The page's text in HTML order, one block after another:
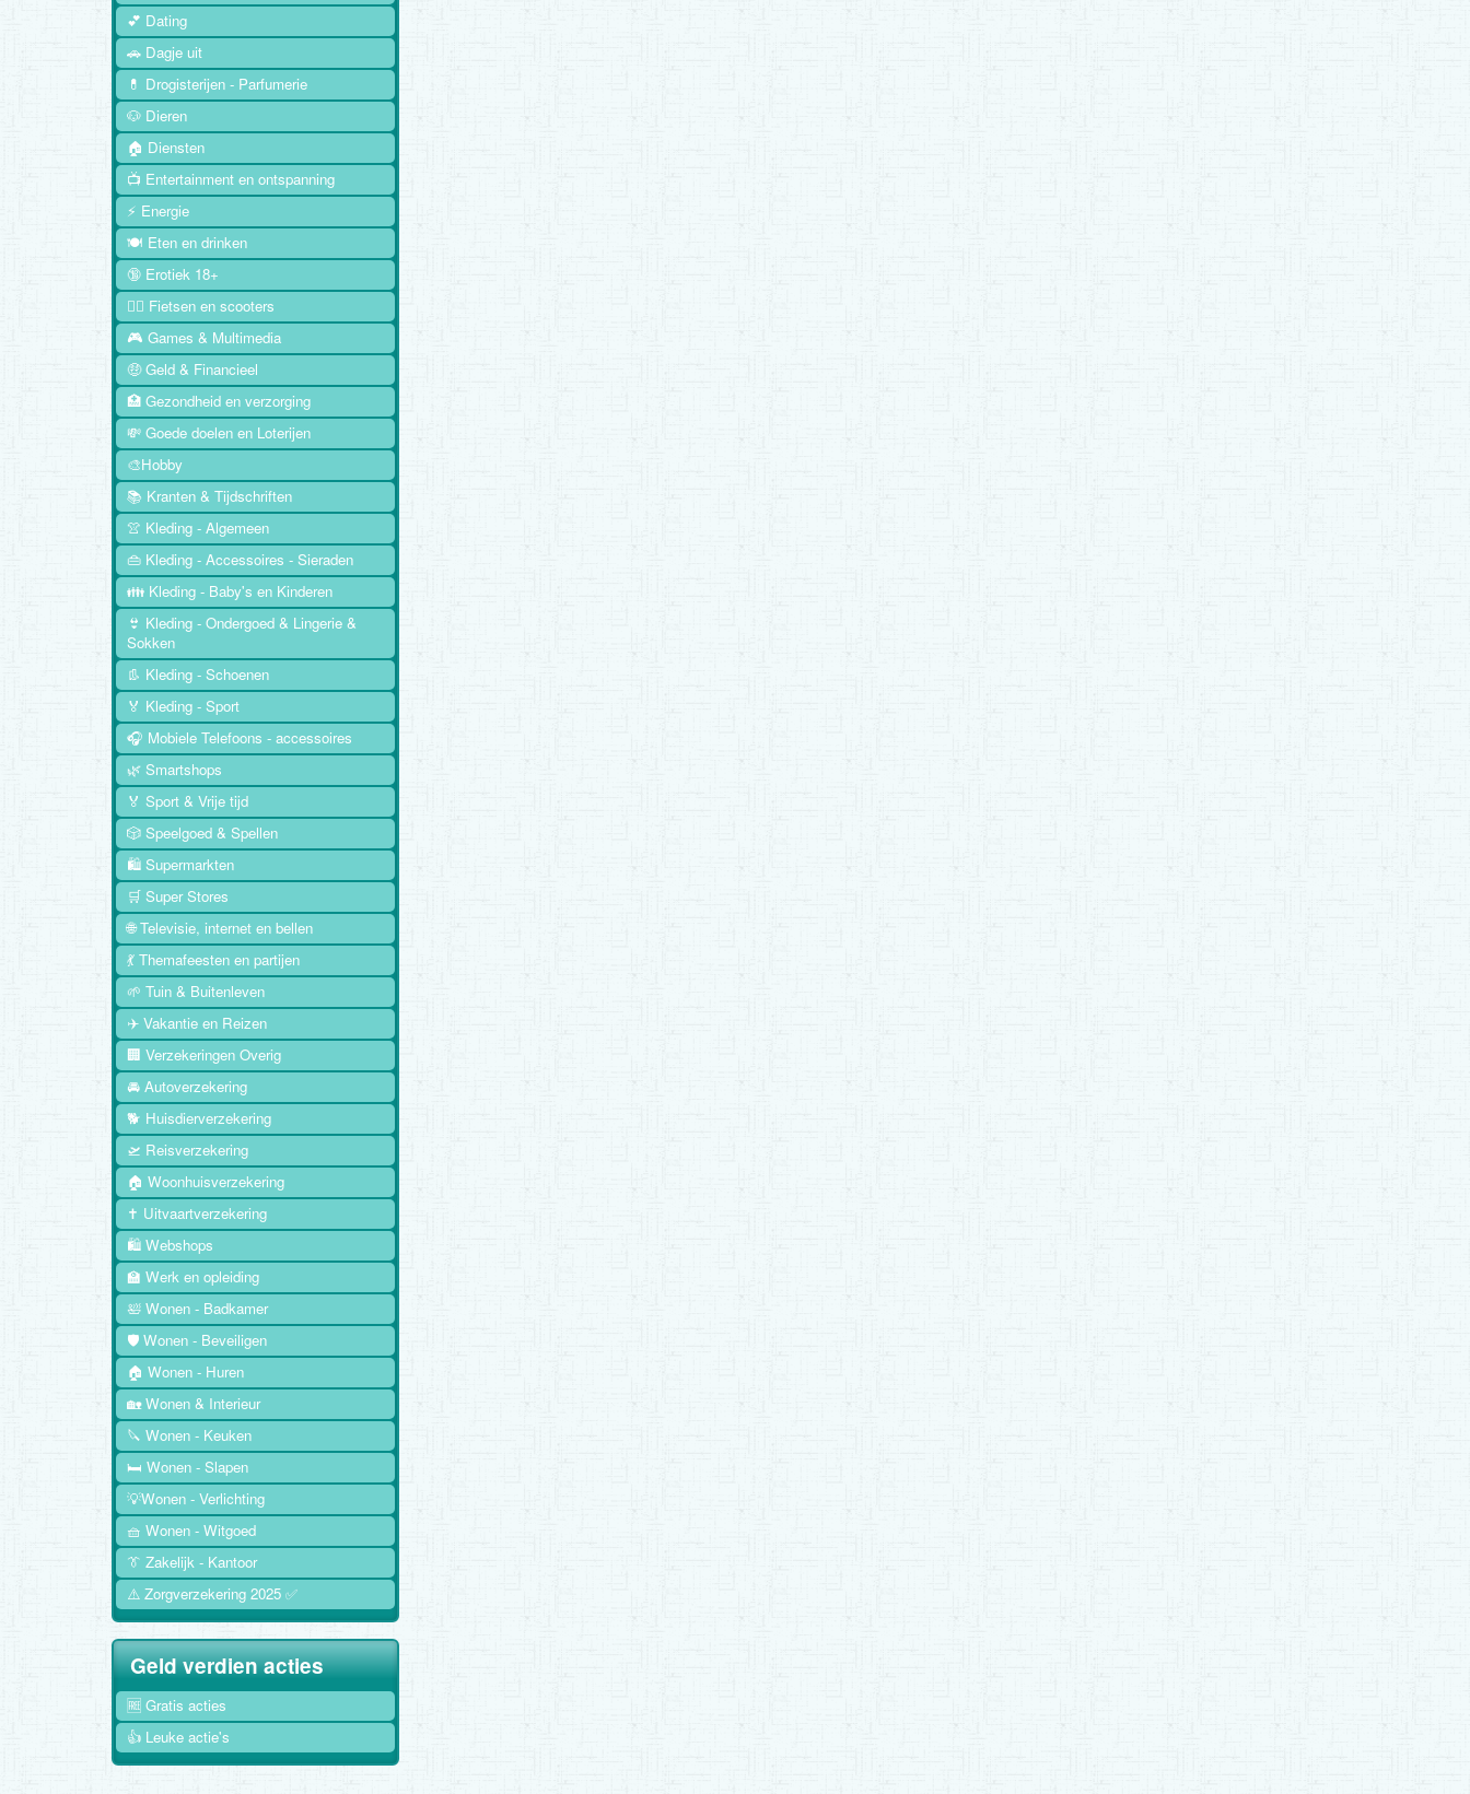
💕 Dating
🚗 Dagje uit
💊 Drogisterijen - Parfumerie
🐶 Dieren
🏠 Diensten
📺 Entertainment en ontspanning
⚡ Energie
🍽️ Eten en drinken
🔞 Erotiek 18+
🚴‍♂️ Fietsen en scooters
🎮 Games & Multimedia
🤑 Geld & Financieel
🏥 Gezondheid en verzorging
💸 Goede doelen en Loterijen
🎨Hobby
📚 Kranten & Tijdschriften
👚 Kleding - Algemeen
👜 Kleding - Accessoires - Sieraden
👪 Kleding - Baby's en Kinderen
👙 Kleding - Ondergoed & Lingerie &
Sokken
👢 Kleding - Schoenen
🏅 Kleding - Sport
🎧 Mobiele Telefoons - accessoires
🌿 Smartshops
🏅 Sport & Vrije tijd
🎲 Speelgoed & Spellen
🛍️ Supermarkten
🛒 Super Stores
🌐 Televisie, internet en bellen
💃 Themafeesten en partijen
🌱 Tuin & Buitenleven
✈️ Vakantie en Reizen
🏢 Verzekeringen Overig
🚘 Autoverzekering
🐕 Huisdierverzekering
🛫 Reisverzekering
🏠 Woonhuisverzekering
✝️ Uitvaartverzekering
🛍️ Webshops
🏫 Werk en opleiding
🛀 Wonen - Badkamer
🛡️ Wonen - Beveiligen
🏠 Wonen - Huren
🏡 Wonen & Interieur
🔪 Wonen - Keuken
🛏️ Wonen - Slapen
💡Wonen - Verlichting
🧺 Wonen - Witgoed
👔 Zakelijk - Kantoor
⚠️ Zorgverzekering 2025 ✅
Geld verdien acties
🆓 Gratis acties
👍 Leuke actie's